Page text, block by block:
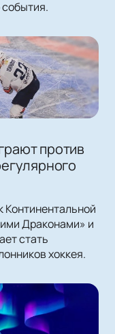
против
Континентальной
Драконами» и
стать
хоккея.